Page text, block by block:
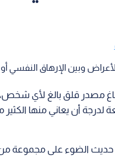
وبين الإرهاق النفسي
قلق بالغ لأي شخص،
أن يعاني منها الكثير
الضوء على مجموعة من